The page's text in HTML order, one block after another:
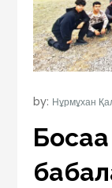
by: Нұрмұхан